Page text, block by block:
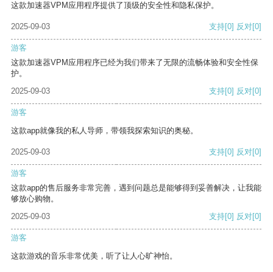
这款加速器VPM应用程序提供了顶级的安全性和隐私保护。
2025-09-03 支持[0] 反对[0]
游客
这款加速器VPM应用程序已经为我们带来了无限的流畅体验和安全性保
护。
2025-09-03
支持[0] 反对[0]
游客
这款app就像我的私人导师，带领我探索知识的奥秘。
2025-09-03 支持[0] 反对[0]
游客
这款app的售后服务非常完善，遇到问题总是能够得到妥善解决，让我能
够放心购物。
2025-09-03
支持[0] 反对[0]
游客
这款游戏的音乐非常优美，听了让人心旷神怡。